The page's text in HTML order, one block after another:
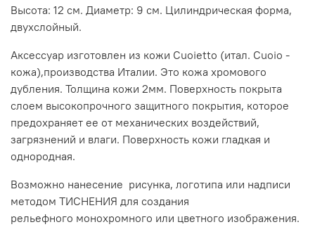
Высота: 12 см. Диаметр: 9 см. Цилиндрическая форма,
двухслойный.
Аксессуар изготовлен из кожи Cuoietto (итал. Cuoio -
кожа),производства Италии. Это кожа хромового
дубления. Толщина кожи 2мм. Поверхность покрыта
слоем высокопрочного защитного покрытия, которое
предохраняет ее от механических воздействий,
загрязнений и влаги. Поверхность кожи гладкая и
однородная.
Возможно нанесение рисунка, логотипа или надписи
методом ТИСНЕНИЯ для создания
рельефного монохромного или цветного изображения.